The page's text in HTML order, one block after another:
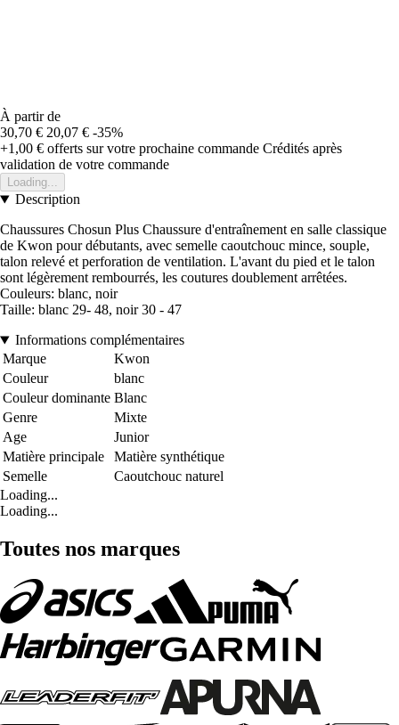
À partir de
30,70 € 20,07 € -35%
+1,00 € offerts sur votre prochaine commande Crédités après
validation de votre commande
Loading...
Description
Chaussures Chosun Plus Chaussure d'entraînement en salle classique
de Kwon pour débutants, avec semelle caoutchouc mince, souple,
talon relevé et perforation de ventilation. L'avant du pied et le talon
sont légèrement rembourrés, les coutures doublement arrêtées.
Couleurs: blanc, noir
Taille: blanc 29- 48, noir 30 - 47
Informations complémentaires
Marque
Kwon
Couleur
blanc
Couleur dominante Blanc
Genre
Mixte
Age
Junior
Matière principale
Matière synthétique
Semelle
Caoutchouc naturel
Loading...
Loading...
Toutes nos marques